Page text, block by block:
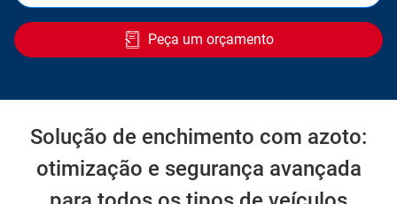
Peça um orçamento
Solução de enchimento com azoto:
otimização e segurança avançada